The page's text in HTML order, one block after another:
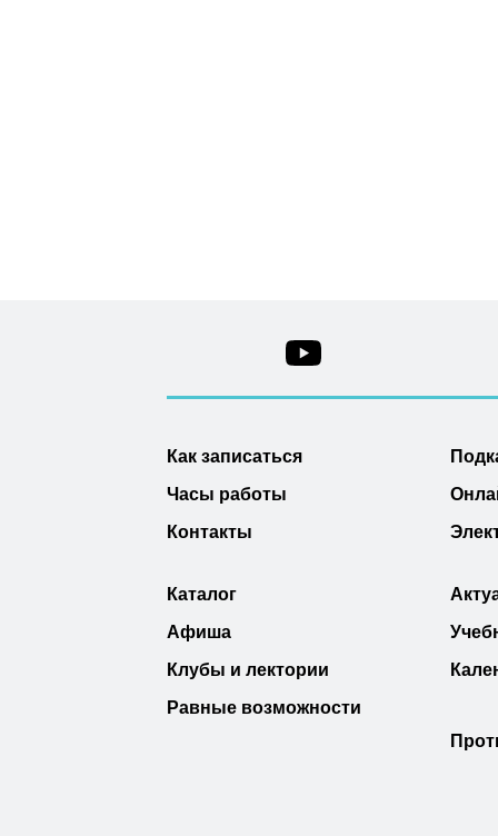
Как записаться
Часы работы
Контакты
Каталог
Афиша
Клубы и лектории
Равные возможности